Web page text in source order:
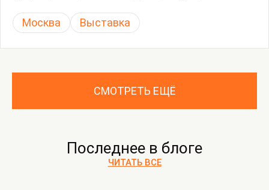
Москва Выставка
СМОТРЕТЬ ЕЩЁ
Последнее в блоге
ЧИТАТЬ ВСЕ